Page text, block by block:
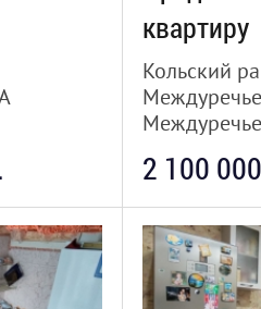
квартиру
Кольский
2 100